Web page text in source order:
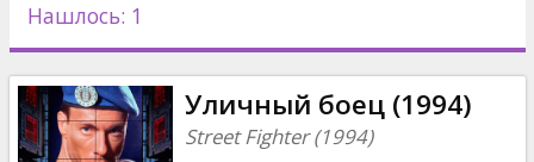
Новости
Подарки
Нашлось: 1
Уличный боец (1994)
Street Fighter (1994)